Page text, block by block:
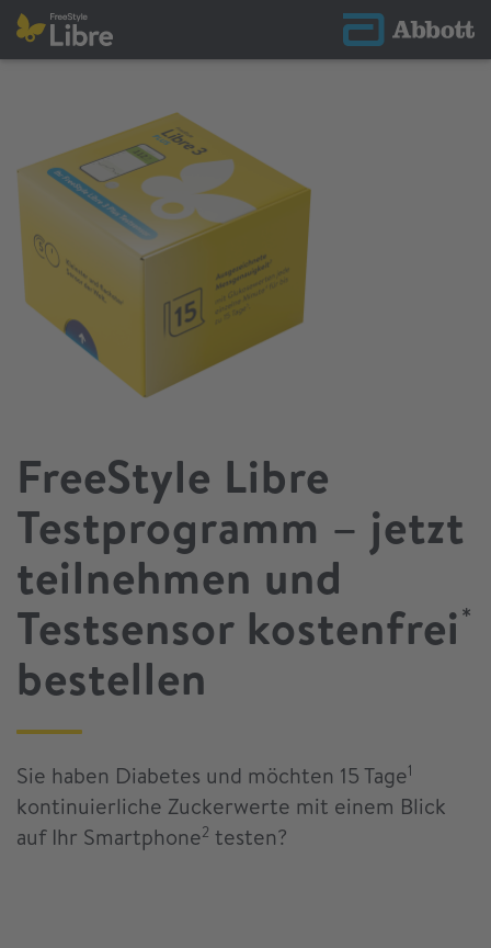
FreeStyle Libre
Testprogramm – jetzt
teilnehmen und
Testsensor kostenfrei*
bestellen
Sie haben Diabetes und möchten 15 Tage1
kontinuierliche Zuckerwerte mit einem Blick
auf Ihr Smartphone2 testen?